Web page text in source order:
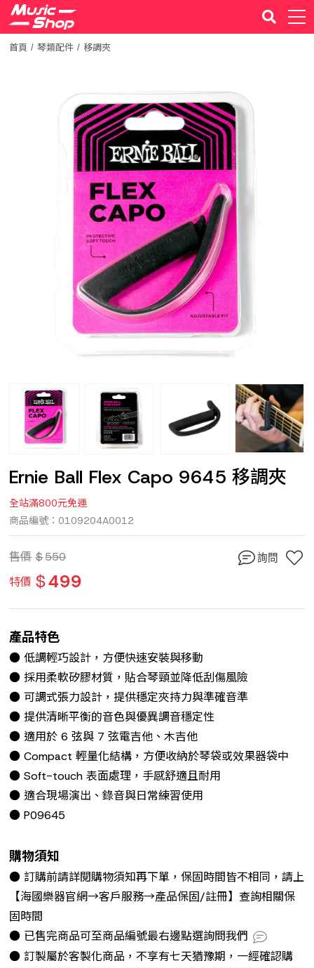
首頁 琴類配件 移調夾
Ernie Ball Flex Capo 9645 移調夾
全站滿800元免運
商品編號：0109204A0012
售價 $550
特價 $499
詢問
產品特色
● 低調輕巧設計，方便快速安裝與移動
● 採用柔軟矽膠材質，貼合琴頸並降低刮傷風險
● 可調式張力設計，提供穩定夾持力與準確音準
● 提供清晰平衡的音色與優異調音穩定性
● 適用於 6 弦與 7 弦電吉他、木吉他
● Compact 輕量化結構，方便收納於琴袋或效果器袋中
● Soft-touch 表面處理，手感舒適且耐用
● 適合現場演出、錄音與日常練習使用
● P09645
購物須知
● 訂購前請詳閱購物須知再下單，保固時間皆不相同，請上
【海國樂器官網→客戶服務→產品保固/註冊】查詢相關保
固時間
● 已售完商品可至商品編號最右邊點選詢問我們
● 訂製屬於客製化商品，不享有七天猶豫期，一經確認購